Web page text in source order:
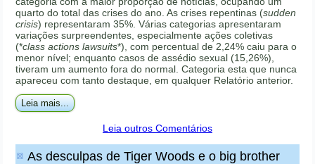
quarto do total das crises do ano. As crises repentinas (sudden
crisis) representaram 35%. Várias categorias apresentaram
variações surpreendentes, especialmente ações coletivas
(*class actions lawsuits*), com percentual de 2,24% caiu para o
menor nível; enquanto casos de assédio sexual (15,26%),
tiveram um aumento fora do normal. Categoria esta que nunca
apareceu com tanto destaque, em qualquer Relatório anterior.
Leia mais...
Leia outros Comentários
As desculpas de Tiger Woods e o big brother